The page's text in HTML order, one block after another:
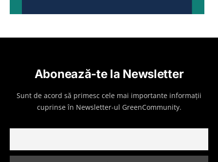
Abonează-te la Newsletter
Sunt de acord să primesc cele mai importante informații
cuprinse în Newsletter-ul GreenCommunity.